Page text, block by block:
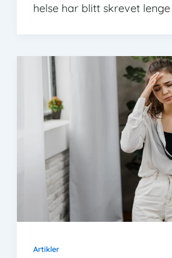
helse har blitt skrevet
Artikler